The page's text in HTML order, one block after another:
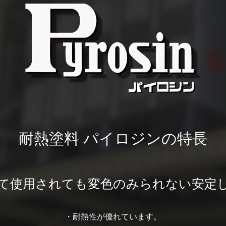
耐熱塗料 パイロジンの特長
使用されても変色のみられない安定
・耐熱性が優れています。